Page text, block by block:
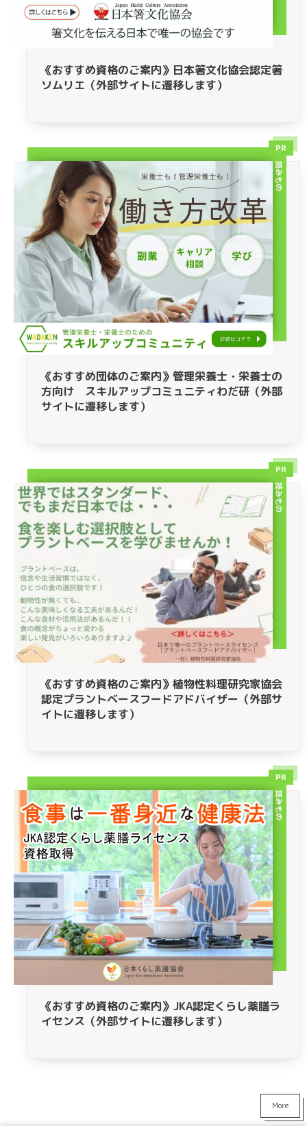
《おすすめ資格のご案内》日本箸文化協会認定箸
ソムリエ（外部サイトに遷移します）
読みもの
《おすすめ団体のご案内》管理栄養士・栄養士の
方向け スキルアップコミュニティわだ研（外部
サイトに遷移します）
PR
読みもの
《おすすめ資格のご案内》植物性料理研究家協会
認定プラントベースフードアドバイザー（外部サ
イトに遷移します）
PR
読みもの
《おすすめ資格のご案内》JKA認定くらし薬膳ラ
イセンス（外部サイトに遷移します）
PR
More